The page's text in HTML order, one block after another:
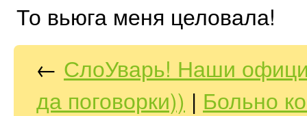
То вьюга меня целовала!
← СлоУварь! Наши
да поговорки)) | Больно